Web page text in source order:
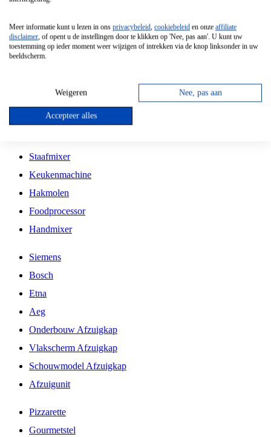
Vrijstaande Magnetron
Vrijstaande Kookplaat
Inbouw Gaskookplaat
Inbouw Keramische Kookplaat
Kookplaat Accessoires
Staafmixer
Keukenmachine
Hakmolen
Foodprocessor
Handmixer
Siemens
Bosch
Etna
Aeg
Onderbouw Afzuigkap
Vlakscherm Afzuigkap
Schouwmodel Afzuigkap
Afzuigunit
Pizzarette
Gourmetstel
Meer informatie kunt u lezen in ons privacybeleid, cookiebeleid en onze affiliate
disclaimer, of opent u de instellingen door te klikken op 'Nee, pas aan'. U kunt uw
toestemming op ieder moment weer wijzigen of intrekken via de knop linksonder in uw
beeldscherm.
Weigeren Nee, pas aan
Accepteer alles